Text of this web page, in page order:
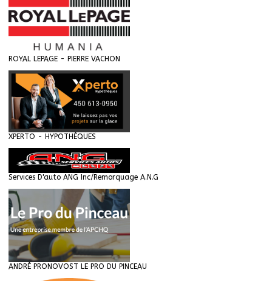
ROYAL LEPAGE - PIERRE VACHON
XPERTO - HYPOTHÈQUES
Services D'auto ANG Inc/Remorquage A.N.G
ANDRÉ PRONOVOST LE PRO DU PINCEAU